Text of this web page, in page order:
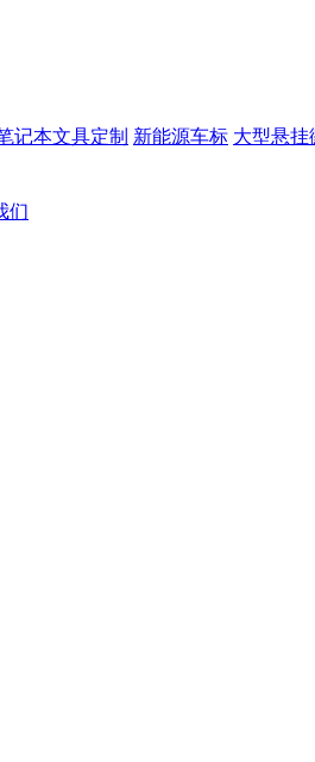
记本文具定制 新能源车标 大型悬挂
们